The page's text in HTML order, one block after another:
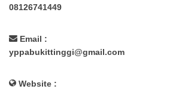
08126741449
Email :
yppabukittinggi@gmail.com
Website :